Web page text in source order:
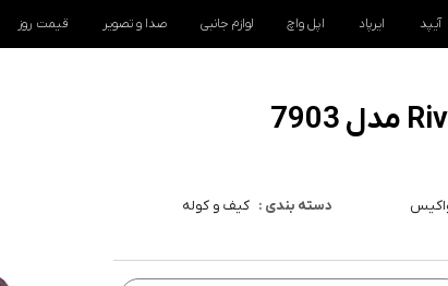
آیپد ایرپاد اپل واچ لوازم جانبی صدا و تصویر قیمت روز
دسته بندی : کیف و کوله